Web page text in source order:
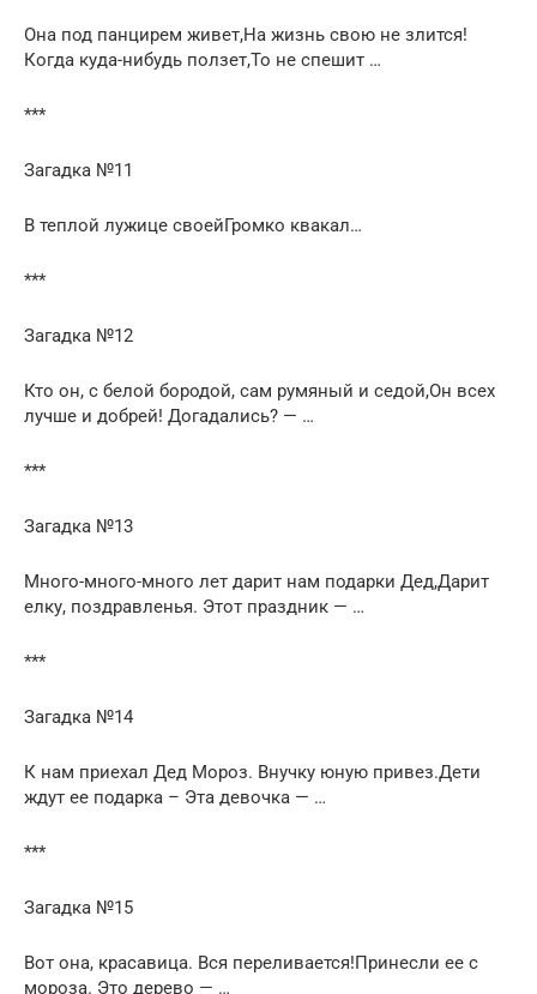
Она под панцирем живет,На жизнь свою не злится!
Когда куда-нибудь ползет,То не спешит …
***
Загадка №11
В теплой лужице своейГромко квакал…
***
Загадка №12
Кто он, с белой бородой, сам румяный и седой,Он всех
лучше и добрей! Догадались? — …
***
Загадка №13
Много-много-много лет дарит нам подарки Дед,Дарит
елку, поздравленья. Этот праздник — …
***
Загадка №14
К нам приехал Дед Мороз. Внучку юную привез.Дети
ждут ее подарка – Эта девочка — …
***
Загадка №15
Вот она, красавица. Вся переливается!Принесли ее с
мороза. Это дерево — …